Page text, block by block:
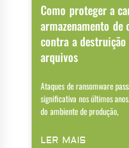
Como proteger a
armazenamento de
contra a
arquivos
Ataques de ransomware
significativa nos últimos
do ambiente de produção,
LER MAIS